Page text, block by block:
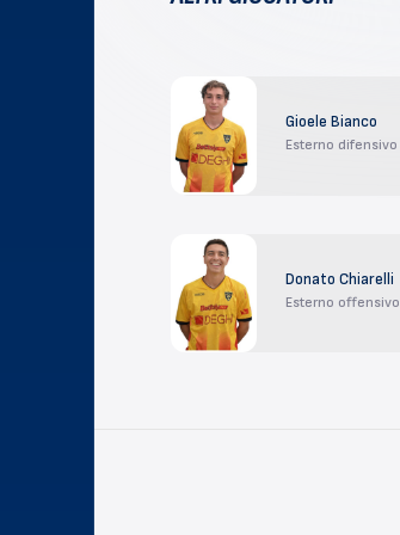
Gioele Bianco
Esterno difensivo
Donato Chiarelli
Esterno offensivo